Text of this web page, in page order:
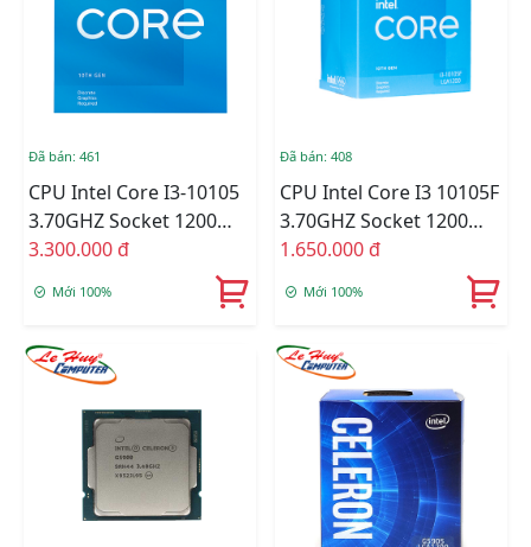
Đã bán: 461
CPU Intel Core I3-10105
3.70GHZ Socket 1200
Tray
3.300.000 đ
Mới 100%
Đã bán: 408
CPU Intel Core I3 10105F
3.70GHZ Socket 1200
Tray
1.650.000 đ
Mới 100%